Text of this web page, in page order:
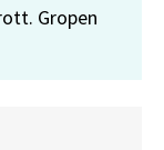
Gropen